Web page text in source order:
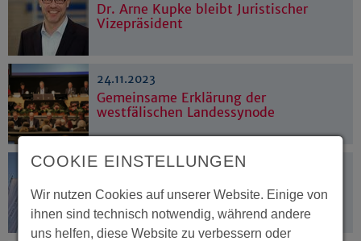
Dr. Arne Kupke bleibt Juristischer
Vizepräsident
24.11.2023
Gemeinsame Erklärung der
westfälischen Landessynode
18.11.2023
Westfälische Landessynode tagt am
24./25. November in Bielefeld
COOKIE EINSTELLUNGEN
Wir nutzen Cookies auf unserer Website. Einige von
ihnen sind technisch notwendig, während andere
uns helfen, diese Website zu verbessern oder